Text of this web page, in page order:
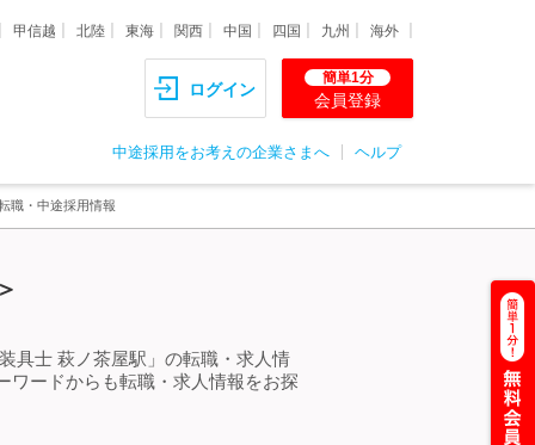
甲信越 北陸 東海 関西 中国 四国 九州 海外
ログイン
簡単1分
会員登録
中途採用をお考えの企業さまへ ヘルプ
職・中途採用情報
具士 萩ノ茶屋駅」の転職・求人情
ワードからも転職・求人情報をお探